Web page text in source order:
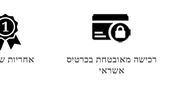
רכישה מאובטחת בכרטיס
אשראי
אחריות